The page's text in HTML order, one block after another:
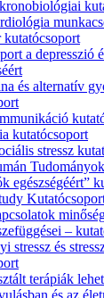
kutatócsoport
a depresszió
és alternatív
kutatócsoport
stressz
egészségéért”
–
stressz és
terápiák
és az